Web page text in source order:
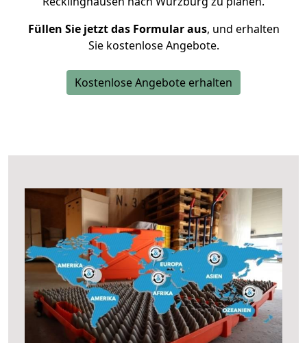
Füllen Sie jetzt das Formular aus, und erhalten
Sie kostenlose Angebote.
Kostenlose Angebote erhalten